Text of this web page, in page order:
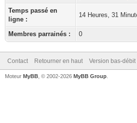
Temps passé en
ligne :
14 Heures, 31
Membres parrainés : 0
Contact Retourner en haut Version bas-débit
Moteur MyBB , © 2002-2026 MyBB Group